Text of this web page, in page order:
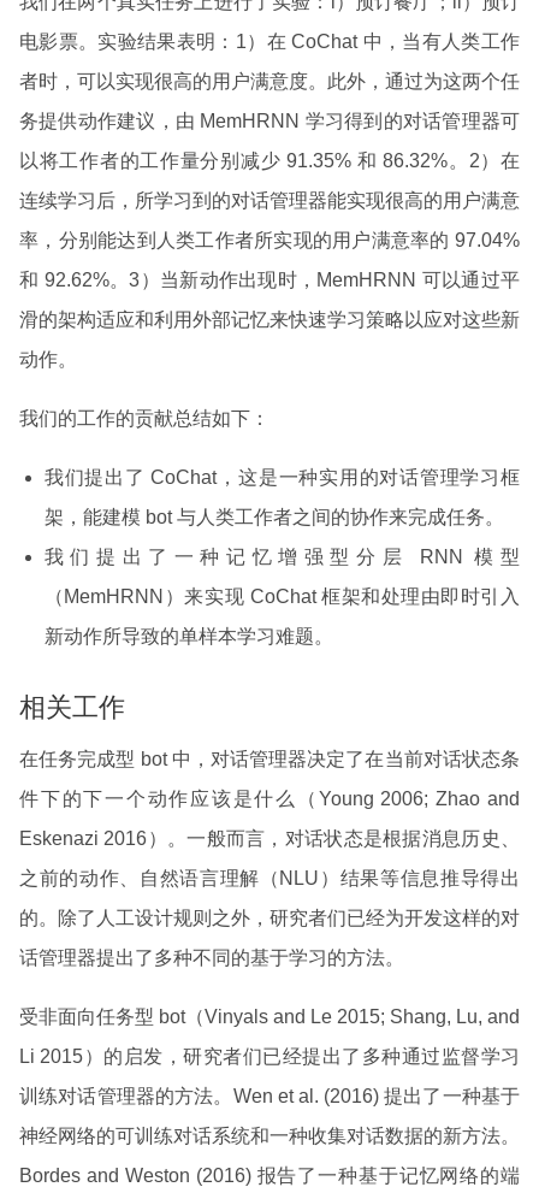
电影票。实验结果表明：1）在 CoChat 中，当有人类工作
者时，可以实现很高的用户满意度。此外，通过为这两个任
务提供动作建议，由 MemHRNN 学习得到的对话管理器可
以将工作者的工作量分别减少 91.35% 和 86.32%。2）在
连续学习后，所学习到的对话管理器能实现很高的用户满意
率，分别能达到人类工作者所实现的用户满意率的 97.04%
和 92.62%。3）当新动作出现时，MemHRNN 可以通过平
滑的架构适应和利用外部记忆来快速学习策略以应对这些新
动作。
我们的工作的贡献总结如下：
我们提出了 CoChat，这是一种实用的对话管理学习框
架，能建模 bot 与人类工作者之间的协作来完成任务。
我们提出了一种记忆增强型分层 RNN 模型
（MemHRNN）来实现 CoChat 框架和处理由即时引入
新动作所导致的单样本学习难题。
相关工作
在任务完成型 bot 中，对话管理器决定了在当前对话状态条
件下的下一个动作应该是什么（Young 2006; Zhao and
Eskenazi 2016）。一般而言，对话状态是根据消息历史、
之前的动作、自然语言理解（NLU）结果等信息推导得出
的。除了人工设计规则之外，研究者们已经为开发这样的对
话管理器提出了多种不同的基于学习的方法。
受非面向任务型 bot（Vinyals and Le 2015; Shang, Lu, and
Li 2015）的启发，研究者们已经提出了多种通过监督学习
训练对话管理器的方法。Wen et al. (2016) 提出了一种基于
神经网络的可训练对话系统和一种收集对话数据的新方法。
Bordes and Weston (2016) 报告了一种基于记忆网络的端